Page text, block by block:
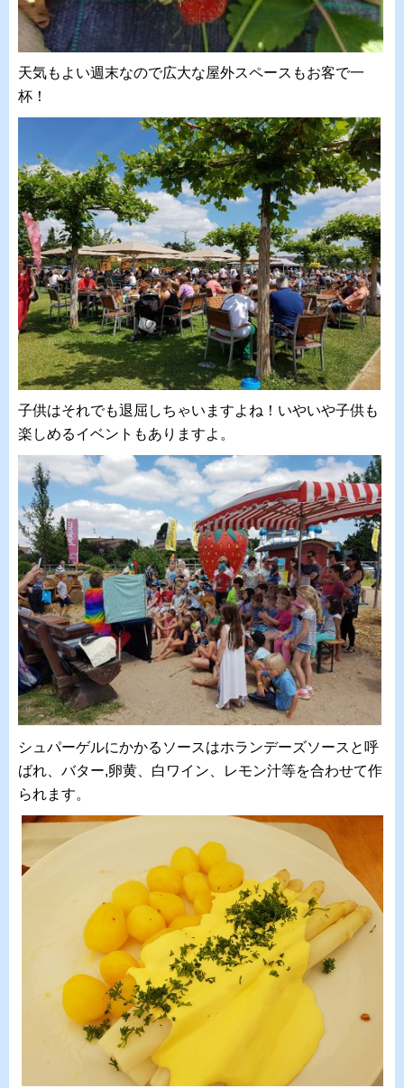
天気もよい週末なので広大な屋外スペースもお客で一
杯！
子供はそれでも退屈しちゃいますよね！いやいや子供も
楽しめるイベントもありますよ。
シュパーゲルにかかるソースはホランデーズソースと呼
ばれ、バター,卵黄、白ワイン、レモン汁等を合わせて作
られます。